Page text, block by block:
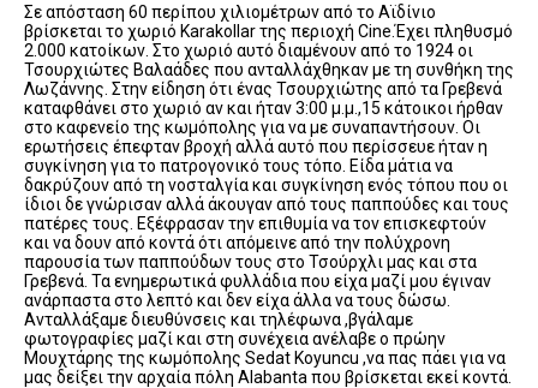
Σε απόσταση 60 περίπου χιλιομέτρων από το Aϊδίνιο
βρίσκεται το χωριό Karakollar της περιοχή Cine.Έχει πληθυσμό
2.000 κατοίκων. Στο χωριό αυτό διαμένουν από το 1924 οι
Τσουρχιώτες Βαλαάδες που ανταλλάχθηκαν με τη συνθήκη της
Λωζάννης. Στην είδηση ότι ένας Τσουρχιώτης από τα Γρεβενά
καταφθάνει στο χωριό αν και ήταν 3:00 μ.μ.,15 κάτοικοι ήρθαν
στο καφενείο της κωμόπολης για να με συναπαντήσουν. Οι
ερωτήσεις έπεφταν βροχή αλλά αυτό που περίσσευε ήταν η
συγκίνηση για το πατρογονικό τους τόπο. Είδα μάτια να
δακρύζουν από τη νοσταλγία και συγκίνηση ενός τόπου που οι
ίδιοι δε γνώρισαν αλλά άκουγαν από τους παππούδες και τους
πατέρες τους. Εξέφρασαν την επιθυμία να τον επισκεφτούν
και να δουν από κοντά ότι απόμεινε από την πολύχρονη
παρουσία των παππούδων τους στο Τσούρχλι μας και στα
Γρεβενά. Τα ενημερωτικά φυλλάδια που είχα μαζί μου έγιναν
ανάρπαστα στο λεπτό και δεν είχα άλλα να τους δώσω.
Ανταλλάξαμε διευθύνσεις και τηλέφωνα ,βγάλαμε
φωτογραφίες μαζί και στη συνέχεια ανέλαβε ο πρώην
Μουχτάρης της κωμόπολης Sedat Koyuncu ,να πας πάει για να
μας δείξει την αρχαία πόλη Alabanta που βρίσκεται εκεί κοντά.